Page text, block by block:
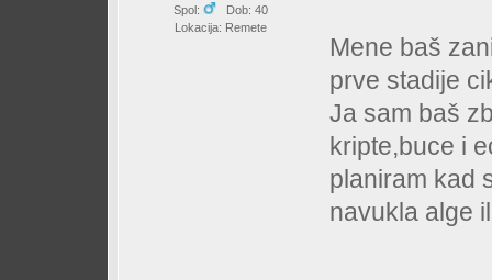
Spol:
Dob: 40
Lokacija: Remete
Mene baš
prve stadije
Ja sam baš
kripte,buce i
planiram kad
navukla alge